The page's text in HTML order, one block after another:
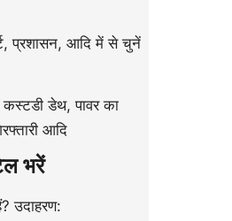
प्रशासन, आदि में से चुनें
कस्टडी डेथ, पावर का
आदि
भरें
उदाहरण: